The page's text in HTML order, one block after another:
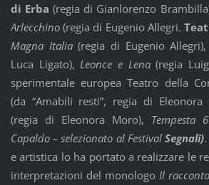
di Erba (regia di Gianlorenzo
Arlecchino(regia di Eugenio Allegri.
Magna Italia(regia di Eugenio Allegri),
Luca Ligato), Leonce e Lena(regia
sperimentale europea Teatro della
(da “Amabili resti”, regia di Eleonora
(regia di Eleonora Moro), Tempesta
Capaldo – selezionato al FestivalSegnali)
e artistica lo ha portato a realizzare le
interpretazioni del monologo Il